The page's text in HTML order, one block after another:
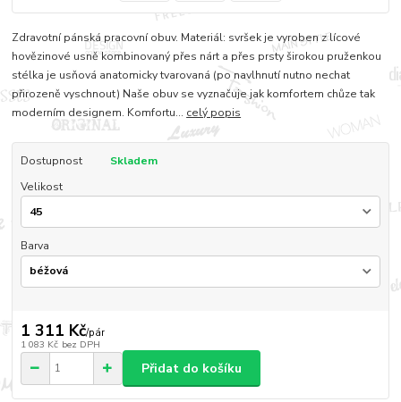
Zdravotní pánská pracovní obuv. Materiál: svršek je vyroben z lícové
hovězinové usně kombinovaný přes nárt a přes prsty širokou pruženkou
stélka je usňová anatomicky tvarovaná (po navlhnutí nutno nechat
přirozeně vyschnout) Naše obuv se vyznačuje jak komfortem chůze tak
moderním designem. Komfortu... celý popis
Dostupnost
Skladem
Velikost
Barva
1 311 Kč/pár
1 083 Kč bez DPH
Přidat do košíku